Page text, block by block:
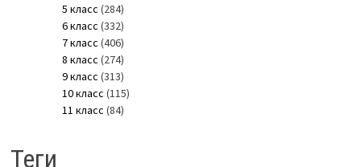
5 класс (284)
6 класс (332)
7 класс (406)
8 класс (274)
9 класс (313)
10 класс (115)
11 класс (84)
Теги